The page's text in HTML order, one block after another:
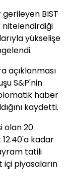
BIST
nitelendirdiği
yükselişe
açıklanması
S&P'nin
haber
kaydetti.
olan 20
kadar
tatili
piyasaların